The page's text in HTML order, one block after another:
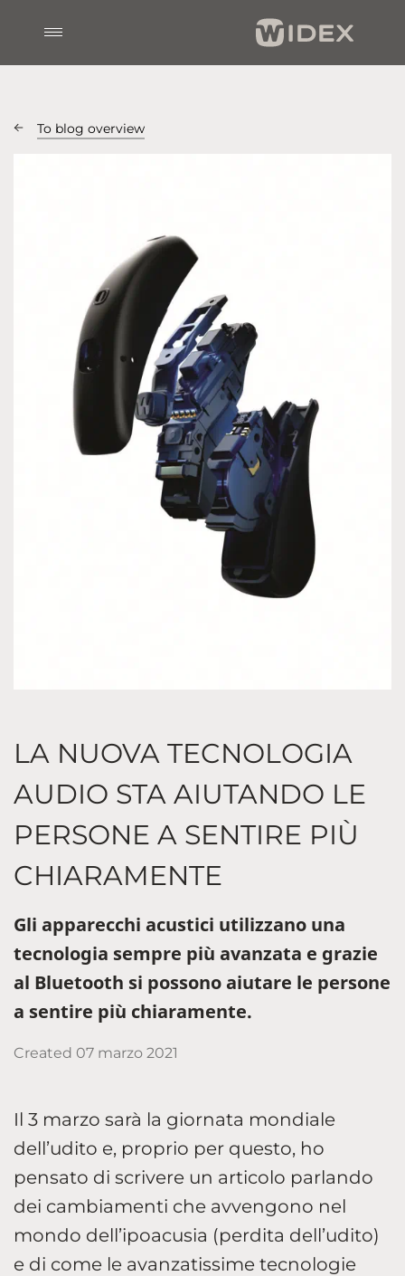
To blog overview
LA NUOVA TECNOLOGIA
AUDIO STA AIUTANDO LE
PERSONE A SENTIRE PIÙ
CHIARAMENTE
Gli apparecchi acustici utilizzano una
tecnologia sempre più avanzata e grazie
al Bluetooth si possono aiutare le persone
a sentire più chiaramente.
Created 07 marzo 2021
Il 3 marzo sarà la giornata mondiale
dell’udito e, proprio per questo, ho
pensato di scrivere un articolo parlando
dei cambiamenti che avvengono nel
mondo dell’ipoacusia (perdita dell’udito)
e di come le avanzatissime tecnologie